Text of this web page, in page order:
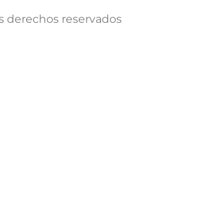
derechos reservados